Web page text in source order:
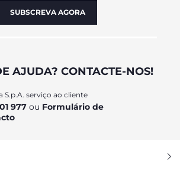
SUBSCREVA AGORA
AJUDA? CONTACTE-NOS!
S.p.A. serviço ao cliente
977 ou Formulário de